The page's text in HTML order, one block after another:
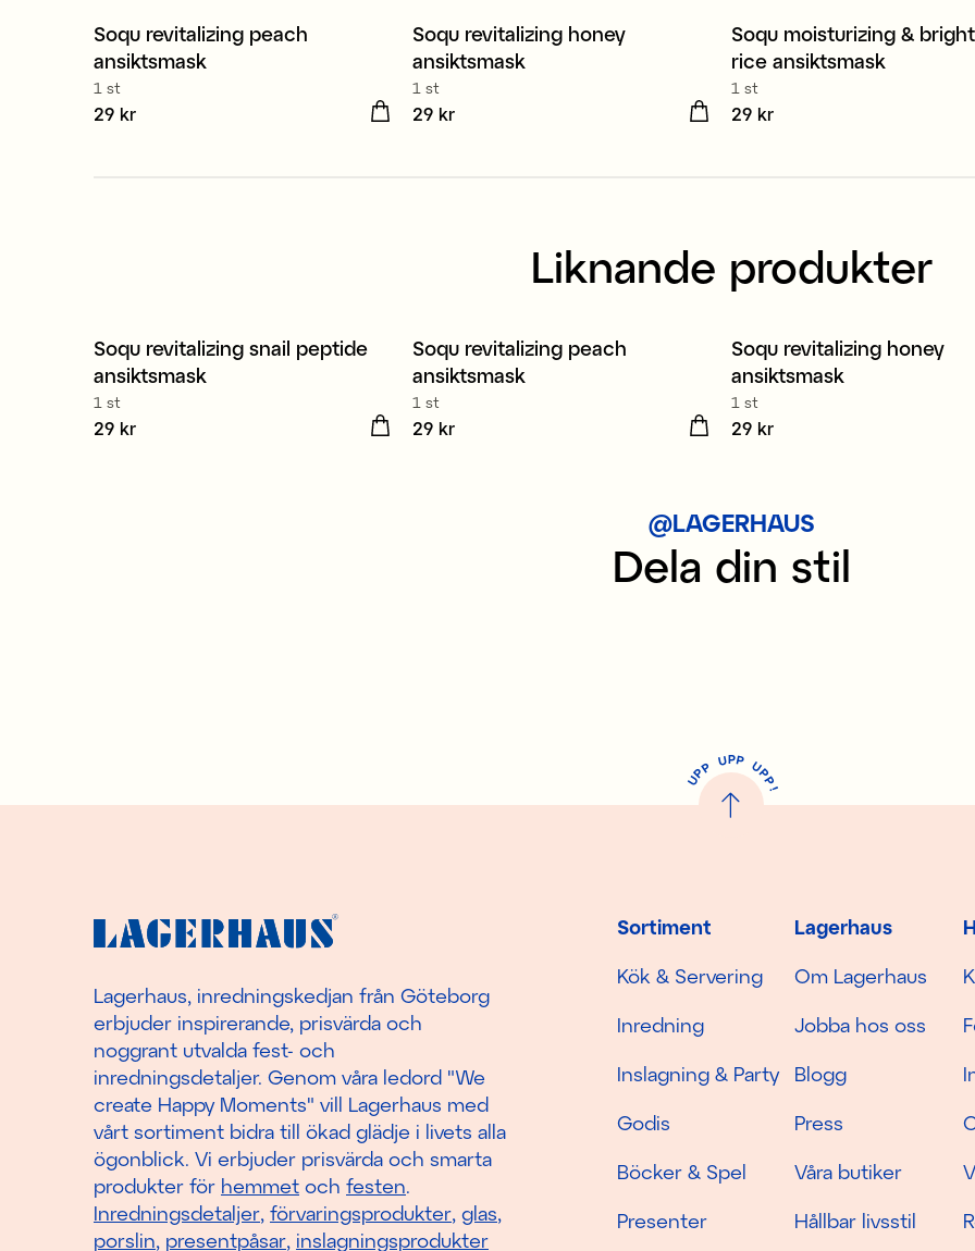
Soqu revitalizing peach
ansiktsmask
1 st
Pris:
29 kr
Soqu revitalizing honey
ansiktsmask
1 st
Pris:
29 kr
Soqu moisturizing &
rice ansiktsmask
1 st
Pris:
29 kr
Liknande produkter
Soqu revitalizing snail peptide
ansiktsmask
1 st
Pris:
29 kr
Soqu revitalizing peach
ansiktsmask
1 st
Pris:
29 kr
Soqu revitalizing honey
ansiktsmask
1 st
Pris:
29 kr
@LAGERHAUS
Dela din stil
U
P
P UPP UP
P
!
Sortiment
Kök & Servering
Inredning
Inslagning & Party
Godis
Böcker & Spel
Presenter
Lagerhaus
Om Lagerhaus
Jobba hos oss
Blogg
Press
Våra butiker
Hållbar livsstil
Lagerhaus, inredningskedjan från Göteborg
erbjuder inspirerande, prisvärda och
noggrant utvalda fest- och
inredningsdetaljer. Genom våra ledord "We
create Happy Moments" vill Lagerhaus med
vårt sortiment bidra till ökad glädje i livets alla
ögonblick. Vi erbjuder prisvärda och smarta
produkter för hemmet och festen.
Inredningsdetaljer, förvaringsprodukter, glas,
porslin, presentpåsar, inslagningsprodukter